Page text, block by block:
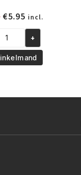
Oorspronkelijke
was:
€6.95.
€5.95Huidige
prijs
is:
€5.95.
incl.
+